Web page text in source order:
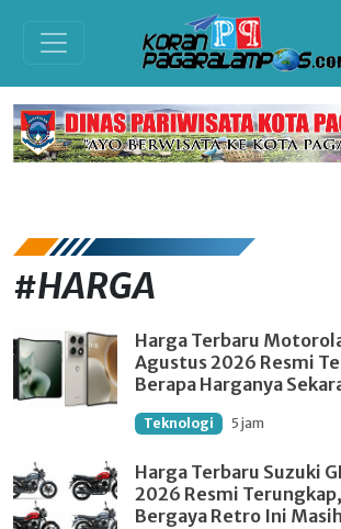
#HARGA
Harga Terbaru
Agustus 2026 Resmi
Berapa Harganya
Teknologi 5 jam
Harga Terbaru Suzuki
2026 Resmi
Bergaya Retro Ini